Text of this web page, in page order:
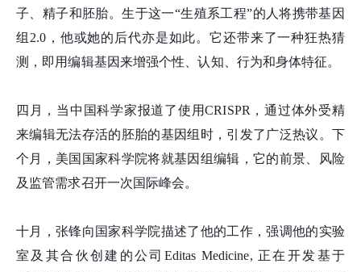
子、精子和胚胎。生于这一“生殖系工程”的人将携带基因
组2.0，他或她的后代亦是如此。它还带来了一种狂热猜
测，即用编辑基因来增强个性、认知、行为和身体特征。
四月，当中国科学家报道了使用CRISPR，通过体外受精
来编辑无法存活的胚胎的基因组时，引发了广泛热议。下
个月，美国国家科学院将就基因组编辑，它的前景、风险
及监管需求召开一次国际峰会。
十月，张锋向国家科学院描述了他的工作，强调他的实验
室及其合伙创建的公司Editas Medicine, 正在开发基于